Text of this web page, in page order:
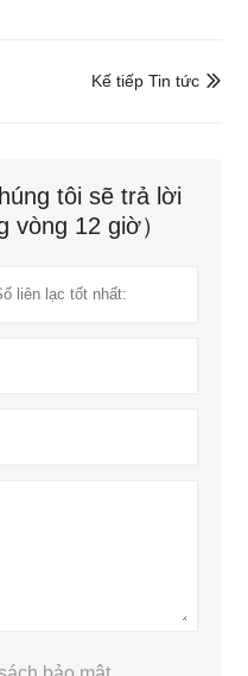

Kế tiếp Tin tức
tôi sẽ trả lời
vòng 12 giờ）